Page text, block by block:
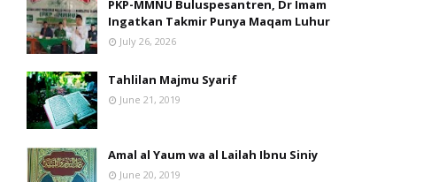
PKP-MMNU Buluspesantren, Dr Imam
Ingatkan Takmir Punya Maqam Luhur
July 26, 2026
Tahlilan Majmu Syarif
June 21, 2019
Amal al Yaum wa al Lailah Ibnu Siniy
June 20, 2019